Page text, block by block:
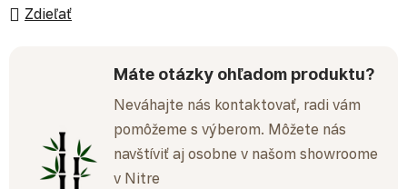
Zdieľať
Máte otázky ohľadom produktu?
Neváhajte nás kontaktovať, radi vám
pomôžeme s výberom. Môžete nás
navštíviť aj osobne v našom showroome
v Nitre